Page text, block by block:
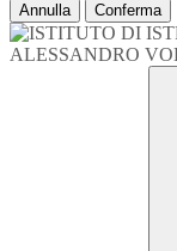
Annulla Conferma